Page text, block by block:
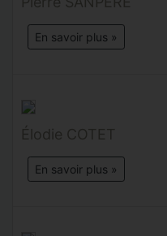
En savoir plus »
Élodie COTET
En savoir plus »